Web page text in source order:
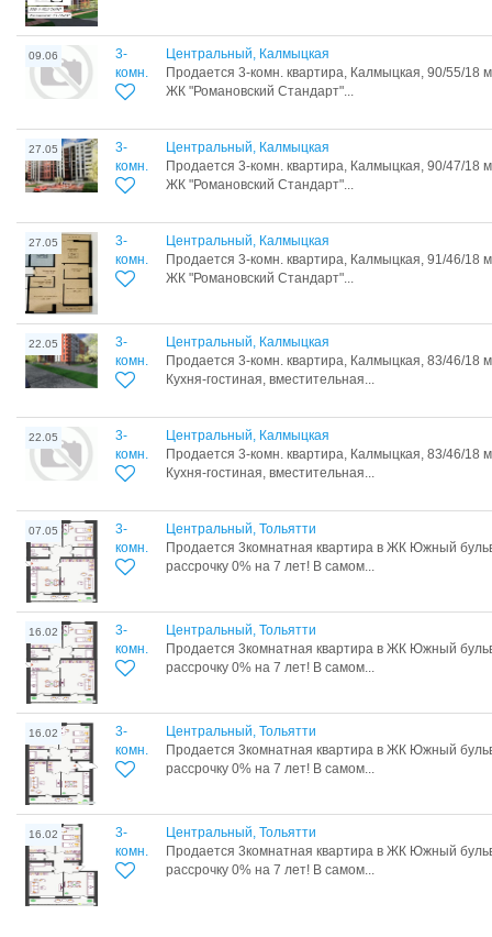
09.06
3-
комн.
Центральный, Калмыцкая
Продается 3-комн. квартира, Калмыцкая, 90/55/18
ЖК "Романовский Стандарт"...
27.05
3-
комн.
Центральный, Калмыцкая
Продается 3-комн. квартира, Калмыцкая, 90/47/18
ЖК "Романовский Стандарт"...
27.05
3-
комн.
Центральный, Калмыцкая
Продается 3-комн. квартира, Калмыцкая, 91/46/18
ЖК "Романовский Стандарт"...
22.05
3-
комн.
Центральный, Калмыцкая
Продается 3-комн. квартира, Калмыцкая, 83/46/18
Кухня-гостиная, вместительная...
22.05
3-
комн.
Центральный, Калмыцкая
Продается 3-комн. квартира, Калмыцкая, 83/46/18
Кухня-гостиная, вместительная...
07.05
3-
комн.
Центральный, Тольятти
Продается 3комнатная квартира в ЖК Южный
рассрочку 0% на 7 лет! В самом...
16.02
3-
комн.
Центральный, Тольятти
Продается 3комнатная квартира в ЖК Южный
рассрочку 0% на 7 лет! В самом...
16.02
3-
комн.
Центральный, Тольятти
Продается 3комнатная квартира в ЖК Южный
рассрочку 0% на 7 лет! В самом...
16.02
3-
комн.
Центральный, Тольятти
Продается 3комнатная квартира в ЖК Южный
рассрочку 0% на 7 лет! В самом...